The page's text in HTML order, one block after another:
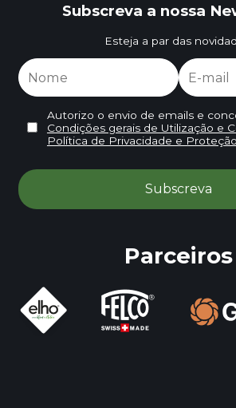
Subscreva a nossa
Esteja a par das
Autorizo o envio de emails e
Condições gerais de Utilização e
Política de Privacidade e
Parceiros